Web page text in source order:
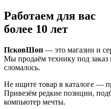
Работаем для вас
более 10 лет
ПсковШоп — это магазин и
Мы продаём технику под заказ
сломалось.
Не ищите товар в каталоге —
Привезём редкие позиции,
компьютер мечты.